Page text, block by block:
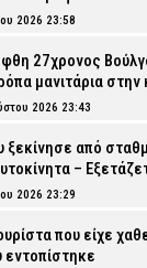
2026 23:58
27χρονος
μανιτάρια στην
2026 23:43
ξεκίνησε από
–
2026 23:29
που είχε
εντοπίστηκε